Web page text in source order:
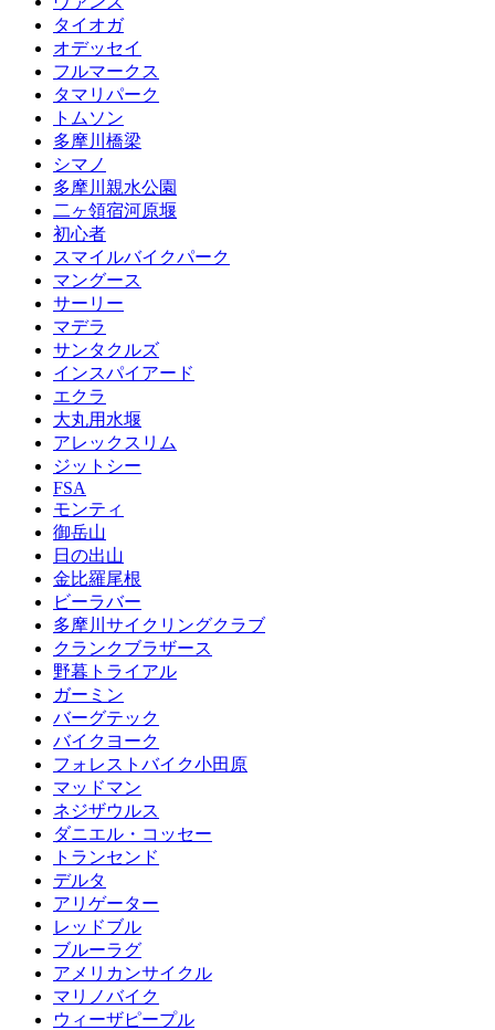
タイオガ
オデッセイ
フルマークス
タマリパーク
トムソン
多摩川橋梁
シマノ
多摩川親水公園
二ヶ領宿河原堰
初心者
スマイルバイクパーク
マングース
サーリー
マデラ
サンタクルズ
インスパイアード
エクラ
大丸用水堰
アレックスリム
ジットシー
FSA
モンティ
御岳山
日の出山
金比羅尾根
ビーラバー
多摩川サイクリングクラブ
クランクブラザース
野暮トライアル
ガーミン
バーグテック
バイクヨーク
フォレストバイク小田原
マッドマン
ネジザウルス
ダニエル・コッセー
トランセンド
デルタ
アリゲーター
レッドブル
ブルーラグ
アメリカンサイクル
マリノバイク
ウィーザピープル